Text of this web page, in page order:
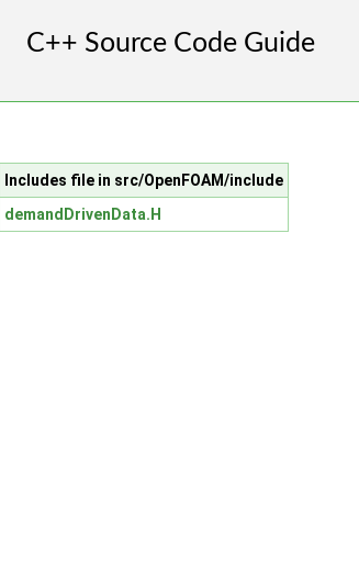
Includes file in src/OpenFOAM/include
demandDrivenData.H